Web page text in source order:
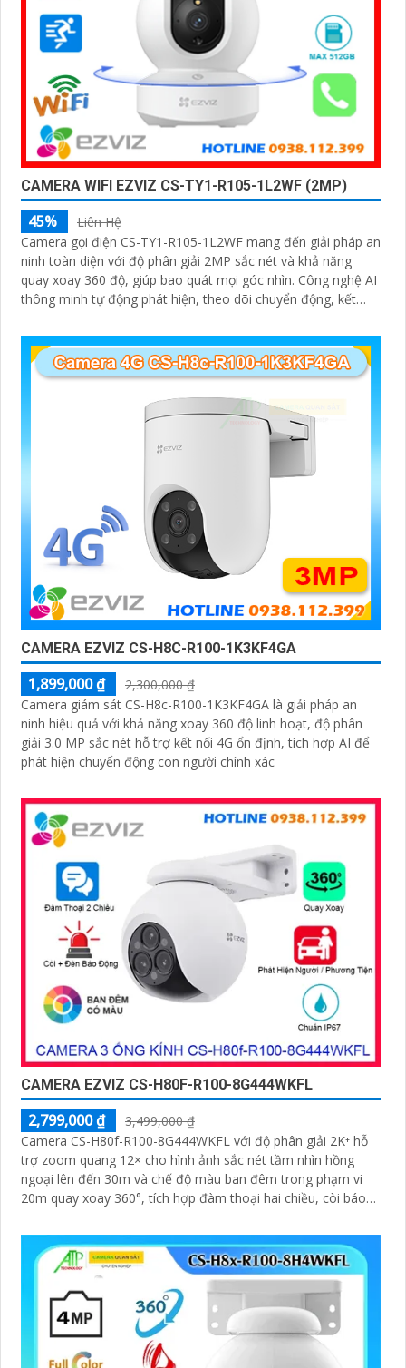
CAMERA WIFI EZVIZ CS-TY1-R105-1L2WF (2MP)
45%
Liên Hệ
Camera gọi điện CS-TY1-R105-1L2WF mang đến giải pháp an
ninh toàn diện với độ phân giải 2MP sắc nét và khả năng
quay xoay 360 độ, giúp bao quát mọi góc nhìn. Công nghệ AI
thông minh tự động phát hiện, theo dõi chuyển động, kết
CAMERA EZVIZ CS-H8C-R100-1K3KF4GA
1,899,000 ₫
2,300,000 ₫
Camera giám sát CS-H8c-R100-1K3KF4GA là giải pháp an
ninh hiệu quả với khả năng xoay 360 độ linh hoạt, độ phân
giải 3.0 MP sắc nét hỗ trợ kết nối 4G ổn định, tích hợp AI để
phát hiện chuyển động con người chính xác
CAMERA EZVIZ CS-H80F-R100-8G444WKFL
2,799,000 ₫
3,499,000 ₫
Camera CS-H80f-R100-8G444WKFL với độ phân giải 2K⁺ hỗ
trợ zoom quang 12× cho hình ảnh sắc nét tầm nhìn hồng
ngoại lên đến 30m và chế độ màu ban đêm trong phạm vi
20m quay xoay 360°, tích hợp đàm thoại hai chiều, còi báo
Đạt chuẩn IP67 có khả năng chống bụi, nước, đảm bảo hoạt
động ổn định trong mọi điều kiện thời tiết